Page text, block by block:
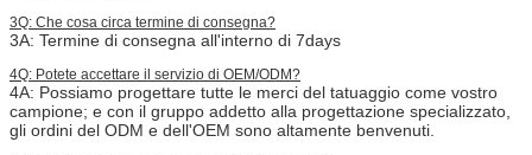
3Q: Che cosa circa termine di consegna?
3A: Termine di consegna all'interno di 7days
4Q: Potete accettare il servizio di OEM/ODM?
4A: Possiamo progettare tutte le merci del tatuaggio come vostro
campione; e con il gruppo addetto alla progettazione specializzato,
gli ordini del ODM e dell'OEM sono altamente benvenuti.